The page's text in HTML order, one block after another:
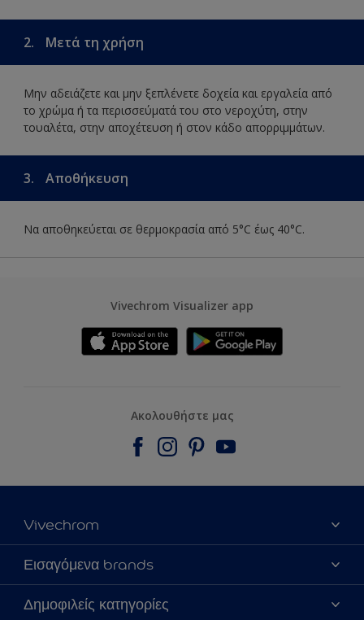
2. Μετά τη χρήση
Μην αδειάζετε και μην ξεπλένετε δοχεία και εργαλεία από
το χρώμα ή τα περισσεύματά του στο νεροχύτη, στην
τουαλέτα, στην αποχέτευση ή στον κάδο απορριμμάτων.
3. Αποθήκευση
Να αποθηκεύεται σε θερμοκρασία από 5°C έως 40°C.
Vivechrom Visualizer app
Ακολουθήστε μας
Vivechrom
Εύρεση Καταστήματος
Επικοινωνία
Τα νέα μας
Εισαγόμενα brands
Dulux Trade
Δημοφιλείς κατηγορίες